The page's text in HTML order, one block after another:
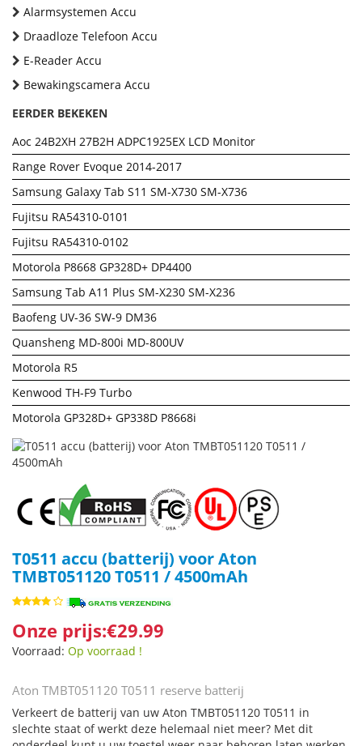
Alarmsystemen Accu
Draadloze Telefoon Accu
E-Reader Accu
Bewakingscamera Accu
EERDER BEKEKEN
Aoc 24B2XH 27B2H ADPC1925EX LCD Monitor
Range Rover Evoque 2014-2017
Samsung Galaxy Tab S11 SM-X730 SM-X736
Fujitsu RA54310-0101
Fujitsu RA54310-0102
Motorola P8668 GP328D+ DP4400
Samsung Tab A11 Plus SM-X230 SM-X236
Baofeng UV-36 SW-9 DM36
Quansheng MD-800i MD-800UV
Motorola R5
Kenwood TH-F9 Turbo
Motorola GP328D+ GP338D P8668i
T0511 accu (batterij) voor Aton
TMBT051120 T0511 / 4500mAh
Onze prijs:€29.99
Voorraad: Op voorraad !
Aton TMBT051120 T0511 reserve batterij
Verkeert de batterij van uw Aton TMBT051120 T0511 in
slechte staat of werkt deze helemaal niet meer? Met dit